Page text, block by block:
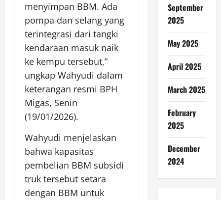
menyimpan BBM. Ada
pompa dan selang yang
terintegrasi dari tangki
kendaraan masuk naik
ke kempu tersebut,”
ungkap Wahyudi dalam
keterangan resmi BPH
Migas, Senin
(19/01/2026).
Wahyudi menjelaskan
bahwa kapasitas
pembelian BBM subsidi
truk tersebut setara
dengan BBM untuk
September
2025
May 2025
April 2025
March 2025
February
2025
December
2024